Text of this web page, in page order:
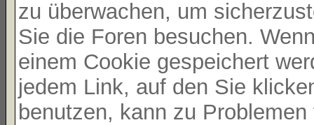
zu überwachen, um
Sie die Foren besuchen.
einem Cookie gespeichert
jedem Link, auf den Sie
benutzen, kann zu